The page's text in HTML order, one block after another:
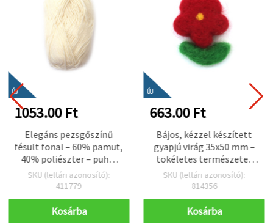
ÚJ
1053.00 Ft
Elegáns pezsgőszínű
fésült fonal – 60% pamut,
40% poliészter – puha,
sima és tartós – 50 g
SKU (leltári azonosító):
411779
Kosárba
ÚJ
663.00 Ft
Bájos, kézzel készített
gyapjú virág 35x50 mm –
tökéletes természetes
dekorációkhoz,
ajándékokhoz és kreatív
projektekhez
SKU (leltári azonosító):
814356
Kosárba